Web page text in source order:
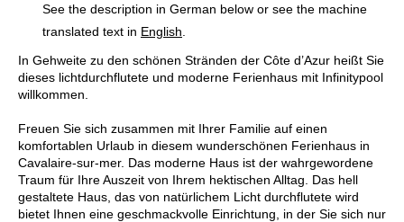
See the description in German below or see the machine
translated text in English
In Gehweite zu den schönen Stränden der Côte d’Azur heißt Sie
dieses lichtdurchflutete und moderne Ferienhaus mit Infinitypool
willkommen.
Freuen Sie sich zusammen mit Ihrer Familie auf einen
komfortablen Urlaub in diesem wunderschönen Ferienhaus in
Cavalaire-sur-mer. Das moderne Haus ist der wahrgewordene
Traum für Ihre Auszeit von Ihrem hektischen Alltag. Das hell
gestaltete Haus, das von natürlichem Licht durchflutete wird
bietet Ihnen eine geschmackvolle Einrichtung, in der Sie sich nur